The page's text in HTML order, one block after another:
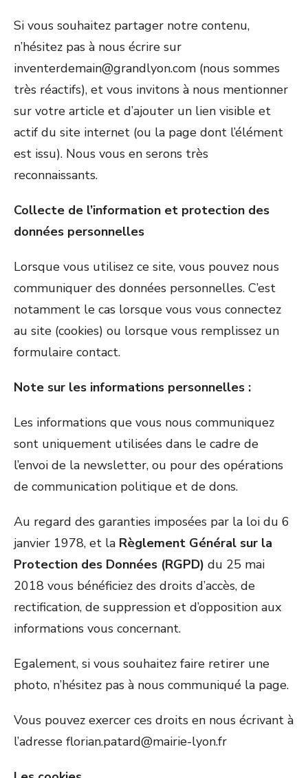
Si vous souhaitez partager notre contenu,
n’hésitez pas à nous écrire sur
inventerdemain@grandlyon.com (nous sommes
très réactifs), et vous invitons à nous mentionner
sur votre article et d’ajouter un lien visible et
actif du site internet (ou la page dont l’élément
est issu). Nous vous en serons très
reconnaissants.
Collecte de l’information et protection des
données personnelles
Lorsque vous utilisez ce site, vous pouvez nous
communiquer des données personnelles. C’est
notamment le cas lorsque vous vous connectez
au site (cookies) ou lorsque vous remplissez un
formulaire contact.
Note sur les informations personnelles :
Les informations que vous nous communiquez
sont uniquement utilisées dans le cadre de
l’envoi de la newsletter, ou pour des opérations
de communication politique et de dons.
Au regard des garanties imposées par la loi du 6
janvier 1978, et la Règlement Général sur la
Protection des Données (RGPD) du 25 mai
2018 vous bénéficiez des droits d’accès, de
rectification, de suppression et d’opposition aux
informations vous concernant.
Egalement, si vous souhaitez faire retirer une
photo, n’hésitez pas à nous communiqué la page.
Vous pouvez exercer ces droits en nous écrivant à
l’adresse florian.patard@mairie-lyon.fr